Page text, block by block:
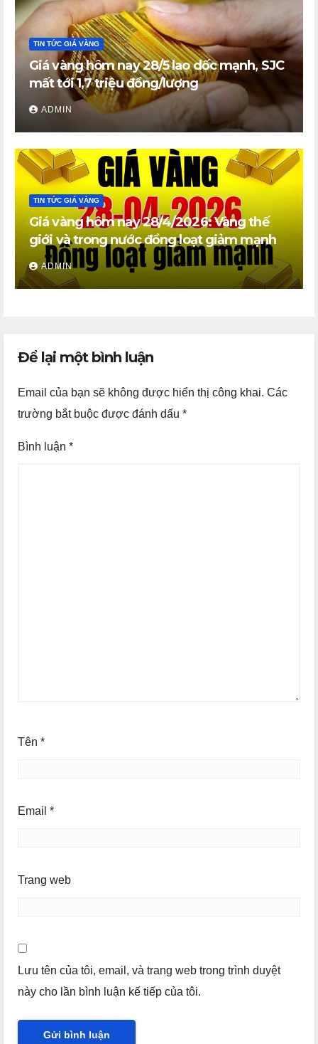
TIN TỨC GIÁ VÀNG
Giá vàng hôm nay 28/5 lao dốc mạnh, SJC
mất tới 1,7 triệu đồng/lượng
ADMIN
TIN TỨC GIÁ VÀNG
Giá vàng hôm nay 28/4/2026: Vàng thế
giới và trong nước đồng loạt giảm mạnh
ADMIN
Để lại một bình luận
Email của bạn sẽ không được hiển thị công khai. Các
trường bắt buộc được đánh dấu *
Bình luận *
Tên *
Email *
Trang web
Lưu tên của tôi, email, và trang web trong trình duyệt
này cho lần bình luận kế tiếp của tôi.